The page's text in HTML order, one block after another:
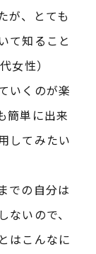
が、とても
て知ること
女性）
いくのが楽
簡単に出来
してみたい
での自分は
ないので、
はこんなに